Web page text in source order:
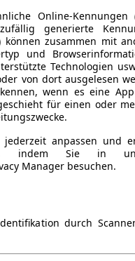
Online-Kennungen
generierte
können zusammen mit
und
Technologien
von dort ausgelesen
wenn es eine
für einen oder
anpassen und
indem Sie in
Manager besuchen.
durch